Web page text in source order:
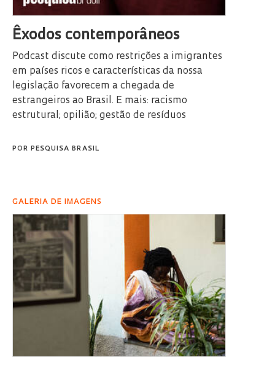
Êxodos contemporâneos
Podcast discute como restrições a imigrantes
em países ricos e características da nossa
legislação favorecem a chegada de
estrangeiros ao Brasil. E mais: racismo
estrutural; opilião; gestão de resíduos
POR PESQUISA BRASIL
GALERIA DE IMAGENS